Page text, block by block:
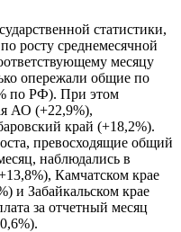
статистики,
росту среднемесячной
месяцу
опережали общие по
по РФ). При этом
АО (+22,9%),
край (+18,2%).
превосходящие общий
наблюдались в
Камчатском крае
и Забайкальском крае
за отчетный месяц